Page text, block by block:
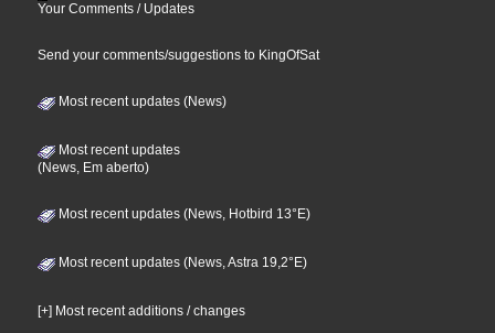
Your Comments / Updates
Send your comments/suggestions to KingOfSat
Most recent updates (News)
Most recent updates
(News, Em aberto)
Most recent updates (News, Hotbird 13°E)
Most recent updates (News, Astra 19,2°E)
[+] Most recent additions / changes